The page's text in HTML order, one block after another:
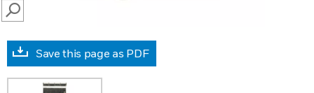
SEARCH
Save this page as PDF